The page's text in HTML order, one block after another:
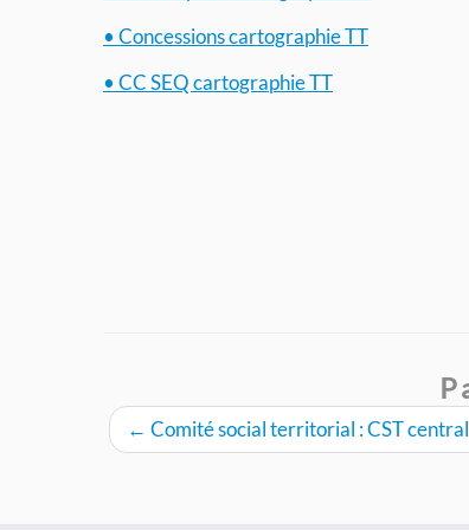
• Concessions cartographie TT
• CC SEQ cartographie TT
← Comité social territorial : CST